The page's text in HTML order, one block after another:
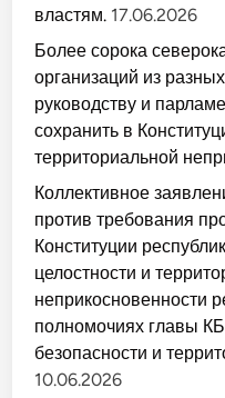
властям. 17.06.2026
Более сорока
организаций из
руководству и
сохранить в
территориальной
Коллективное
против требования
Конституции
целостности и
неприкосновенности
полномочиях главы
безопасности и
10.06.2026